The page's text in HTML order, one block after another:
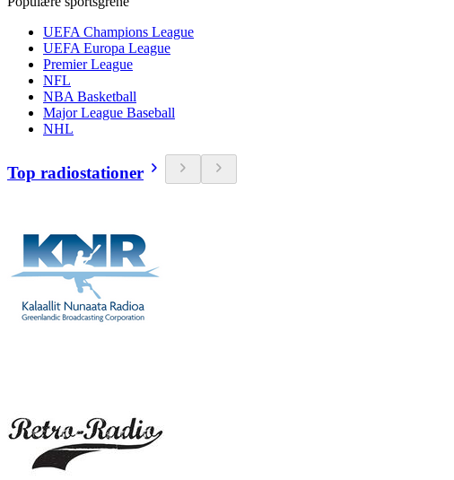
UEFA Champions League
UEFA Europa League
Premier League
NFL
NBA Basketball
Major League Baseball
NHL
Top radiostationer